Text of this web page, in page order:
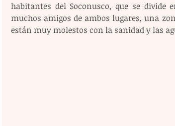
habitantes del Soconusco, que se
muchos amigos de ambos lugares, una
están muy molestos con la sanidad y las